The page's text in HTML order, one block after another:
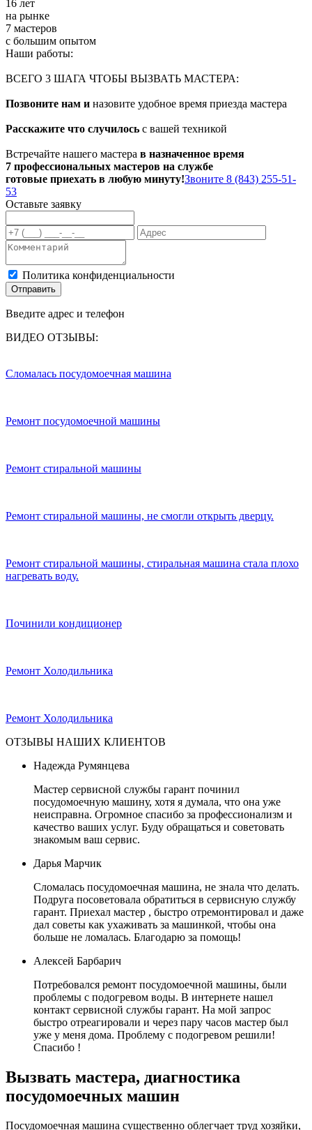
16 лет
на рынке
7 мастеров
с большим опытом
Наши работы:
ВСЕГО 3 ШАГА ЧТОБЫ ВЫЗВАТЬ МАСТЕРА:
Позвоните нам и назовите удобное время приезда мастера
Расскажите что случилось с вашей техникой
Встречайте нашего мастера в назначенное время
7 профессиональных мастеров на службе
готовые приехать в любую минуту!Звоните 8 (843) 255-51-
53
Оставьте заявку
Политика конфиденциальности
Отправить
Введите адрес и телефон
ВИДЕО ОТЗЫВЫ:
Сломалась посудомоечная машина
Ремонт посудомоечной машины
Ремонт стиральной машины
Ремонт стиральной машины, не смогли открыть дверцу.
Ремонт стиральной машины, стиральная машина стала плохо
нагревать воду.
Починили кондиционер
Ремонт Холодильника
Ремонт Холодильника
ОТЗЫВЫ НАШИХ КЛИЕНТОВ
Надежда Румянцева
Мастер сервисной службы гарант починил
посудомоечную машину, хотя я думала, что она уже
неисправна. Огромное спасибо за профессионализм и
качество ваших услуг. Буду обращаться и советовать
знакомым ваш сервис.
Дарья Марчик
Сломалась посудомоечная машина, не знала что делать.
Подруга посоветовала обратиться в сервисную службу
гарант. Приехал мастер , быстро отремонтировал и даже
дал советы как ухаживать за машинкой, чтобы она
больше не ломалась. Благодарю за помощь!
Алексей Барбарич
Потребовался ремонт посудомоечной машины, были
проблемы с подогревом воды. В интернете нашел
контакт сервисной службы гарант. На мой запрос
быстро отреагировали и через пару часов мастер был
уже у меня дома. Проблему с подогревом решили!
Спасибо !
Вызвать мастера, диагностика
посудомоечных машин
Посудомоечная машина существенно облегчает труд хозяйки,